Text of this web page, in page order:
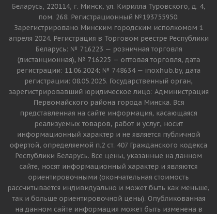
Беларусь, 220114, г. Минск, ул. Кирилла Туровского, д. 4,
пом. 268. Регистрационный №193755950.
Зарегистрировано Минским городским исполкомом 1
апреля 2024. Регистрация в Торговом реестре Республики
Беларусь: № 716223 — розничная торговля
(дистанционная), № 716225 — оптовая торговля, дата
регистрации: 11.06.2024; № 748634 — inoxhub.by, дата
регистрации: 08.05.2025. Государственный орган,
зарегистрировавший юридическое лицо: Администрация
Первомайского района города Минска. Вся
представленная на сайте информация, касающаяся
реализуемых товаров, работ и услуг, носит
информационный характер и не является публичной
офертой, определяемой п.2 ст. 407 Гражданского кодекса
Республики Беларусь. Все цены, указанные на данном
сайте, носят информационный характер и являются
ориентировочными (окончательная стоимость
рассчитывается индивидуально и может быть как меньше,
так и больше ориентировочной цены). Опубликованная
на данном сайте информация может быть изменена в